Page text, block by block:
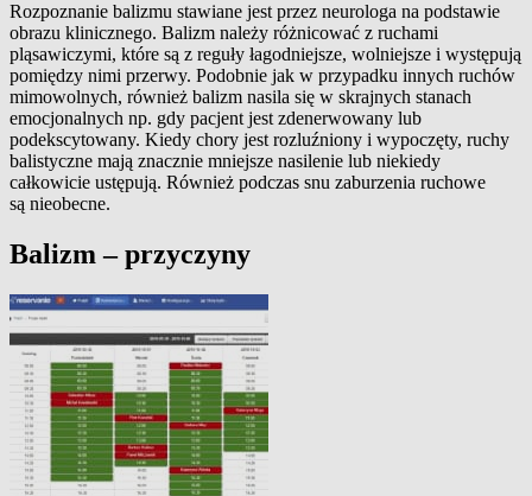
Rozpoznanie balizmu stawiane jest przez neurologa na podstawie
obrazu klinicznego. Balizm należy różnicować z ruchami
pląsawiczymi, które są z reguły łagodniejsze, wolniejsze i występują
pomiędzy nimi przerwy. Podobnie jak w przypadku innych ruchów
mimowolnych, również balizm nasila się w skrajnych stanach
emocjonalnych np. gdy pacjent jest zdenerwowany lub
podekscytowany. Kiedy chory jest rozluźniony i wypoczęty, ruchy
balistyczne mają znacznie mniejsze nasilenie lub niekiedy
całkowicie ustępują. Również podczas snu zaburzenia ruchowe
są nieobecne.
Balizm – przyczyny